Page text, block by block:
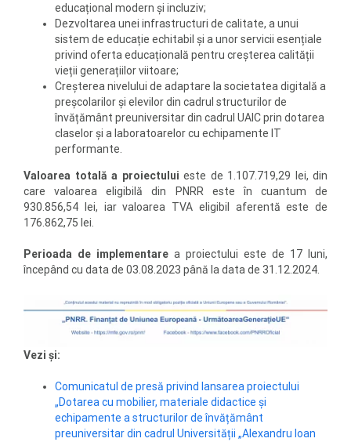
educațional modern și incluziv;
Dezvoltarea unei infrastructuri de calitate, a unui
sistem de educație echitabil și a unor servicii esențiale
privind oferta educațională pentru creșterea calității
vieții generațiilor viitoare;
Creșterea nivelului de adaptare la societatea digitală a
preșcolarilor și elevilor din cadrul structurilor de
învățământ preuniversitar din cadrul UAIC prin dotarea
claselor și a laboratoarelor cu echipamente IT
performante.
Valoarea totală a proiectului este de 1.107.719,29 lei, din
care valoarea eligibilă din PNRR este în cuantum de
930.856,54 lei, iar valoarea TVA eligibil aferentă este de
176.862,75 lei.
Perioada de implementare a proiectului este de 17 luni,
începând cu data de 03.08.2023 până la data de 31.12.2024.
Vezi și:
Comunicatul de presă privind lansarea proiectului
„Dotarea cu mobilier, materiale didactice și
echipamente a structurilor de învățământ
preuniversitar din cadrul Universității „Alexandru Ioan